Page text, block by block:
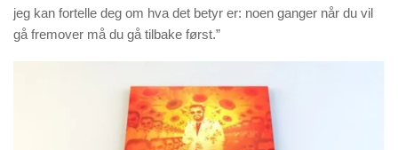
jeg kan fortelle deg om hva det betyr er: noen ganger når du vil
gå fremover må du gå tilbake først.”